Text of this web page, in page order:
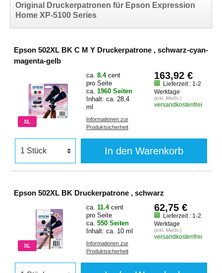
Original Druckerpatronen für Epson Expression
Home XP-5100 Series
Epson 502XL BK C M Y Druckerpatrone , schwarz-cyan-
magenta-gelb
XL
ca. 8.4 cent
pro Seite
ca. 1960 Seiten
Inhalt: ca. 28,4
ml
Informationen zur
Produktsicherheit
163,92 €
Lieferzeit : 1-2
Werktage
(inkl. MwSt.)
versandkostenfrei
In den Warenkorb
Epson 502XL BK Druckerpatrone , schwarz
XL
ca. 11.4 cent
pro Seite
ca. 550 Seiten
Inhalt: ca. 10 ml
Informationen zur
Produktsicherheit
62,75 €
Lieferzeit : 1-2
Werktage
(inkl. MwSt.)
versandkostenfrei